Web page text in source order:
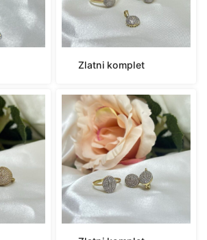
Zlatni komplet